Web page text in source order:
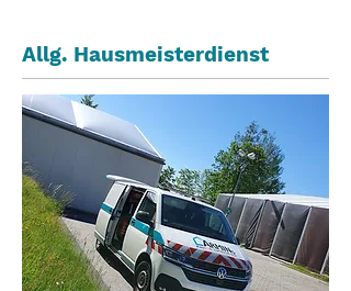
Allg. Hausmeisterdienst